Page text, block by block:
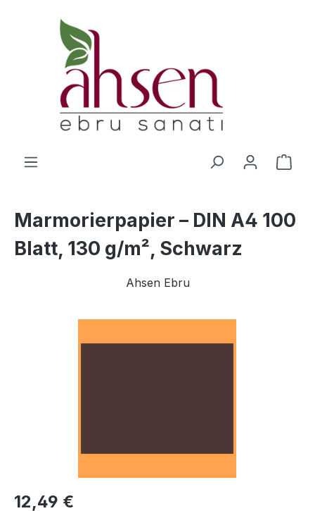
Zum Hauptinhalt springen
Marmorierpapier – DIN A4 100
Blatt, 130 g/m², Schwarz
Ahsen Ebru
Regulärer Preis:
12,49 €